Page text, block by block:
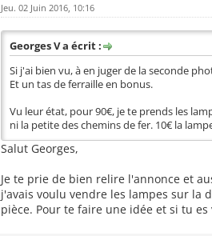
Jeu. 02 Juin 2016, 10:16
Georges V a écrit :
Si j'ai bien vu, à en juger de la seconde
Et un tas de ferraille en bonus.
Vu leur état, pour 90€, je te prends les
ni la petite des chemins de fer. 10€ la
Salut Georges,
Je te prie de bien relire l'annonce et
j'avais voulu vendre les lampes sur la
pièce. Pour te faire une idée et si tu